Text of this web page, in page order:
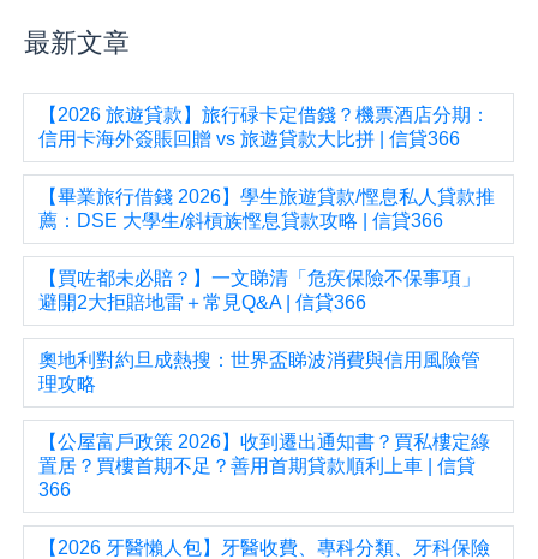
最新文章
【2026 旅遊貸款】旅行碌卡定借錢？機票酒店分期：
信用卡海外簽賬回贈 vs 旅遊貸款大比拼 | 信貸366
【畢業旅行借錢 2026】學生旅遊貸款/慳息私人貸款推
薦：DSE 大學生/斜槓族慳息貸款攻略 | 信貸366
【買咗都未必賠？】一文睇清「危疾保險不保事項」
避開2大拒賠地雷＋常見Q&A | 信貸366
奧地利對約旦成熱搜：世界盃睇波消費與信用風險管
理攻略
【公屋富戶政策 2026】收到遷出通知書？買私樓定綠
置居？買樓首期不足？善用首期貸款順利上車 | 信貸
366
【2026 牙醫懶人包】牙醫收費、專科分類、牙科保險